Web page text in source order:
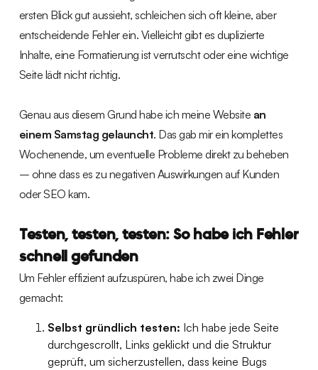
ersten Blick gut aussieht, schleichen sich oft kleine, aber
entscheidende Fehler ein. Vielleicht gibt es duplizierte
Inhalte, eine Formatierung ist verrutscht oder eine wichtige
Seite lädt nicht richtig.
Genau aus diesem Grund habe ich meine Website an
einem Samstag gelauncht. Das gab mir ein komplettes
Wochenende, um eventuelle Probleme direkt zu beheben
– ohne dass es zu negativen Auswirkungen auf Kunden
oder SEO kam.
Testen, testen, testen: So habe ich Fehler
schnell gefunden
Um Fehler effizient aufzuspüren, habe ich zwei Dinge
gemacht:
Selbst gründlich testen: Ich habe jede Seite
durchgescrollt, Links geklickt und die Struktur
geprüft, um sicherzustellen, dass keine Bugs